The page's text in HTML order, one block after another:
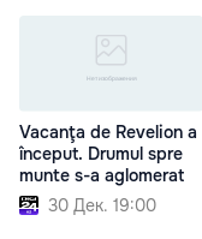
Vacanţa de Revelion a
început. Drumul spre
munte s-a aglomerat
30 Дек. 19:00